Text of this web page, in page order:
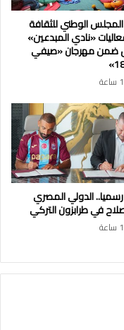
المجلس الوطني للثقافة
«نادي المبدعين»
ضمن مهرجان «صيفي
رسميا.. الدولي المصري
في طرابزون التركي